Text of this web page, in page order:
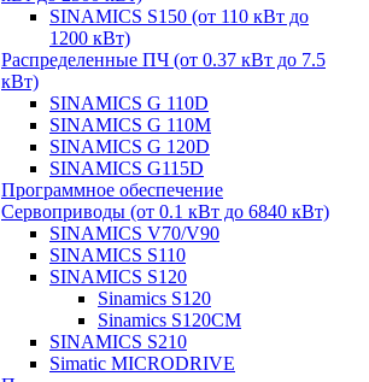
SINAMICS S150 (от 110 кВт до
1200 кВт)
Распределенные ПЧ (от 0.37 кВт до 7.5
кВт)
SINAMICS G 110D
SINAMICS G 110M
SINAMICS G 120D
SINAMICS G115D
Программное обеспечение
Сервоприводы (от 0.1 кВт до 6840 кВт)
SINAMICS V70/V90
SINAMICS S110
SINAMICS S120
Sinamics S120
Sinamics S120CM
SINAMICS S210
Simatic MICRODRIVE